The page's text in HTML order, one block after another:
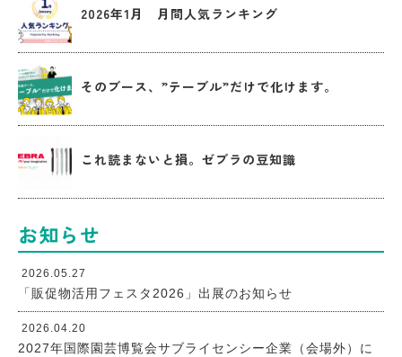
2026年1月 月間人気ランキング
そのブース、”テーブル”だけで化けます。
これ読まないと損。ゼブラの豆知識
お知らせ
2026.05.27
「販促物活用フェスタ2026」出展のお知らせ
2026.04.20
2027年国際園芸博覧会サブライセンシー企業（会場外）に